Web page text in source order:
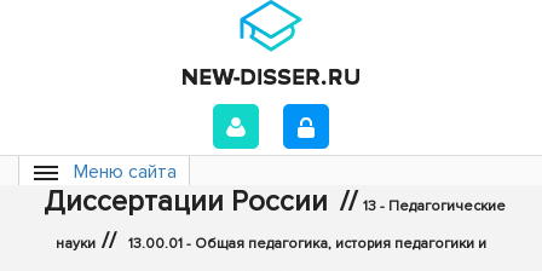
Меню сайта
Диссертации России // 13 - Педагогические
науки // 13.00.01 - Общая педагогика, история педагогики и